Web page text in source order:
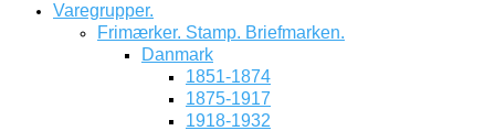
Varegrupper.
Frimærker. Stamp. Briefmarken.
Danmark
1851-1874
1875-1917
1918-1932